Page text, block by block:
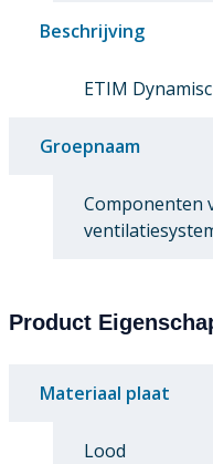
Beschrijving
ETIM
Groepnaam
Componenten
Product
Materiaal plaat
Lood